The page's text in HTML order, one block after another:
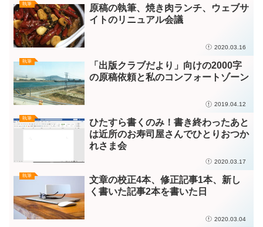
執筆
原稿の執筆、焼き肉ランチ、ウェブサ
イトのリニュアル会議
2020.03.16
執筆
「出版クラブだより」向けの2000字
の原稿依頼と私のコンフォートゾーン
2019.04.12
執筆
ひたすら書くのみ！書き終わったあと
は近所のお寿司屋さんでひとりおつか
れさま会
2020.03.17
執筆
文章の校正4本、修正記事1本、新し
く書いた記事2本を書いた日
2020.03.04